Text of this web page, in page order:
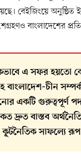
বেইজিংয়ে অনুষ্ঠিত
বাংলাদেশের
এ সফর হয়তো
বাংলাদেশ-চীন
একটি গুরুত্বপূর্ণ
দ্রুত বাস্তব
সাফল্যে রূপ